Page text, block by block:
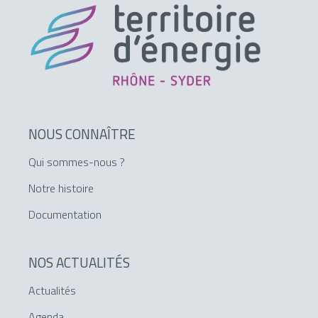
NOUS CONNAÎTRE
Qui sommes-nous ?
Notre histoire
Documentation
NOS ACTUALITÉS
Actualités